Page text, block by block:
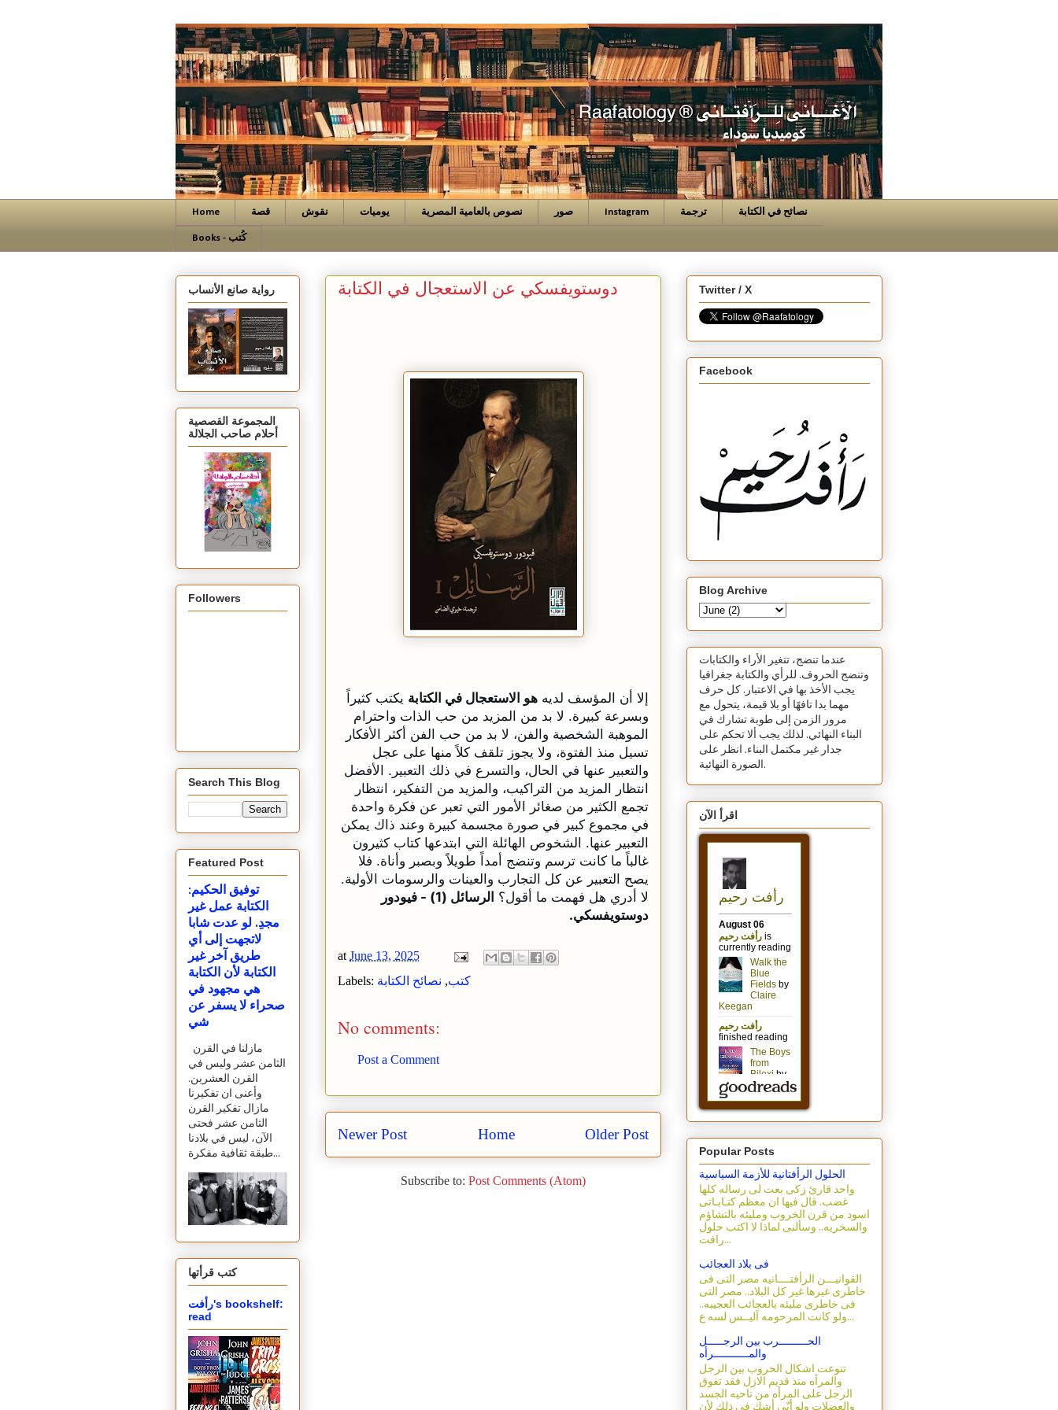
Home قصة نقوش يوميات نصوص بالعامية المصرية صور Instagram ترجمة نصائح في الكتابة
Books - كُتب
دوستويفسكي عن الاستعجال في الكتابة
إلا أن المؤسف لديه هو الاستعجال في الكتابة يكتب كثيراً
وبسرعة كبيرة. لا بد من المزيد من حب الذات واحترام
الموهبة الشخصية والفن، لا بد من حب الفن أكثر الأفكار
تسيل منذ الفتوة، ولا يجوز تلقف كلاً منها على عجل
والتعبير عنها في الحال، والتسرع في ذلك التعبير. الأفضل
انتظار المزيد من التراكيب، والمزيد من التفكير، انتظار
تجمع الكثير من صغائر الأمور التي تعبر عن فكرة واحدة
في مجموع كبير في صورة مجسمة كبيرة وعند ذاك يمكن
التعبير عنها. الشخوص الهائلة التي ابتدعها كتاب كثيرون
غالباً ما كانت ترسم وتنضج أمداً طويلاً وبصبر وأناة. فلا
يصح التعبير عن كل التجارب والعينات والرسومات الأولية.
لا أدري هل فهمت ما أقول؟
الرسائل (1) - فيودور
دوستويفسكي.
at June 13, 2025
Labels:
كتب, نصائح الكتابة
No comments:
Post a Comment
Newer Post Older Post
Home
Subscribe to: Post Comments (Atom)
رواية صانع الأنساب
المجموعة القصصية
أحلام صاحب الجلالة
Followers
Search This Blog
Featured Post
توفيق الحكيم:
الكتابة عمل غير
مجدِ. لو عدت شابا
لاتجهت إلى أي
طريق آخر غير
الكتابة لأن الكتابة
هي مجهود في
صحراء لا يسفر عن
شي
الثامن عشر وليس في
القرن العشرين.
وأعنى ان تفكيرنا
مازال تفكير القرن
الثامن عشر فحتى
الآن، ليس في بلادنا
طبقة ثقافية مفكرة...
كتب قرأتها
رأفت's bookshelf:
read
Twitter / X
Facebook
Blog Archive
عندما تنضج، تتغير الأراء والكتابات
وتنضج الحروف. للرأي والكتابة جغرافيا
يجب الأخذ بها في الاعتبار. كل حرف
مهما بدا تافهًا أو بلا قيمة، يتحول مع
مرور الزمن إلى طوبة تشارك في
البناء النهائي. لذلك يجب ألا تحكم على
جدار غير مكتمل البناء. انظر على
الصورة النهائية.
اقرأ الآن
Popular Posts
الحلول الرأفتانية للأزمة السياسية
واحد قارئ زكى بعت لى رساله كلها
غضب. قال فيها ان معظم كتـابـاتى
اسود من قرن الخروب ومليئه بالتشاؤم
والسخريه.. وسألنى لماذا لا اكتب حلول
رافت...
فى بلاد العجائب
القوانيـــن الرأفتــــانيه مصر التى فى
خاطرى غيرها غير كل البلاد.. مصر التى
فى خاطرى مليئه بالعجائب العجيبه..
ولو كانت المرحومه آليــس لسه ع...
الحـــــــــرب بين الرجـــــل
والمـــــــــــرأه
تنوعت اشكال الحروب بين الرجل
والمرأه منذ قديم الازل فقد تفوق
الرجل على المرأه من ناحيه الجسد
والعضلات ولو أنّى أشك فى ذلك لأن